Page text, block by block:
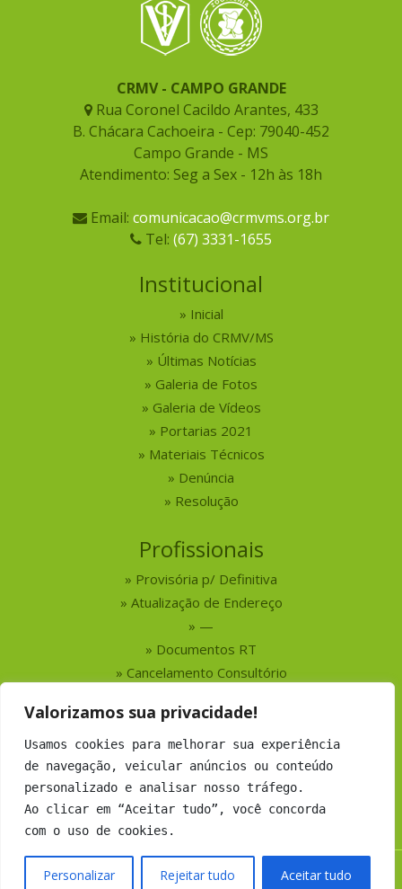
Valorizamos sua privacidade!
Usamos cookies para melhorar sua experiência
de navegação, veicular anúncios ou conteúdo
personalizado e analisar nosso tráfego.
Ao clicar em “Aceitar tudo”, você concorda
com o uso de cookies.
Personalizar Rejeitar tudo Aceitar tudo
CRMV - CAMPO GRANDE
Rua Coronel Cacildo Arantes, 433
B. Chácara Cachoeira - Cep: 79040-452
Campo Grande - MS
Atendimento: Seg a Sex - 12h às 18h
Email: comunicacao@crmvms.org.br
Tel: (67) 3331-1655
Institucional
Inicial
História do CRMV/MS
Últimas Notícias
Galeria de Fotos
Galeria de Vídeos
Portarias 2021
Materiais Técnicos
Denúncia
Resolução
Profissionais
Provisória p/ Definitiva
Atualização de Endereço
—
Documentos RT
Cancelamento Consultório
Serviços
Busca por Profissionais
Busca por Empresas
Números do CRMV-MS
Copyright 2019 CRMV-MS - Todos os direitos Reservados.